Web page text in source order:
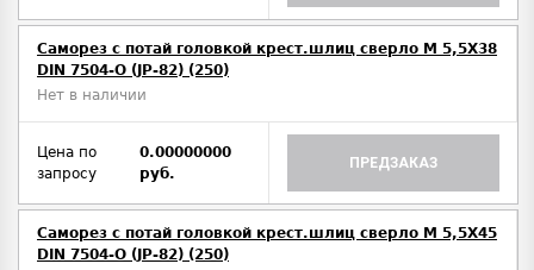
Саморез с потай головкой крест.шлиц сверло М 5,5Х38
DIN 7504-O (JP-82) (250)
Нет в наличии
Цена по
запросу
0.00000000
руб.
ПРЕДЗАКАЗ
Саморез с потай головкой крест.шлиц сверло М 5,5Х45
DIN 7504-O (JP-82) (250)